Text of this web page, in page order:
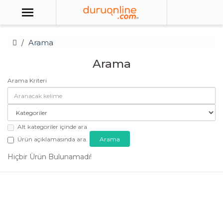
Arama
Arama
Arama Kriteri
Alt kategoriler içinde ara
Ürün açıklamasında ara.
Hiçbir Ürün Bulunamadı!